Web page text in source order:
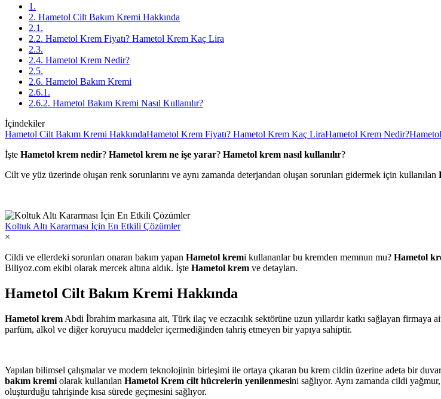
1.
2. Hametol Cilt Bakım Kremi Hakkında
2.1.
2.2. Hametol Krem Fiyatı? Hametol Krem Kaç Lira
2.3.
2.4. Hametol Krem Nedir?
2.5.
2.6. Hametol Bakım Kremi
2.6.1.
2.6.2. Hametol Bakım Kremi Nasıl Kullanılır?
İçindekiler
Hametol Cilt Bakım Kremi HakkındaHametol Krem Fiyatı? Hametol Krem Kaç LiraHametol Krem Nedir?
İşte Hametol krem nedir? Hametol krem ne işe yarar? Hametol krem nasıl kullanılır?
Cilt ve yüz üzerinde oluşan renk sorunlarını ve aynı zamanda deterjandan oluşan sorunları gidermek için kullanılan
Koltuk Altı Kararması İçin En Etkili Çözümler
×
Cildi ve ellerdeki sorunları onaran bakım yapan Hametol kremi kullananlar bu kremden memnun mu? Hametol
Biliyoz.com ekibi olarak mercek altına aldık. İşte Hametol krem ve detayları.
Hametol Cilt Bakım Kremi Hakkında
Hametol krem Abdi İbrahim markasına ait, Türk ilaç ve eczacılık sektörüne uzun yıllardır katkı sağlayan
parfüm, alkol ve diğer koruyucu maddeler içermediğinden tahriş etmeyen bir yapıya sahiptir.
Yapılan bilimsel çalışmalar ve modern teknolojinin birleşimi ile ortaya çıkaran bu krem cildin üzerine adeta bir
bakım kremi olarak kullanılan Hametol Krem cilt hücrelerin yenilenmesini sağlıyor. Aynı zamanda cildi
oluşturduğu tahrişinde kısa sürede geçmesini sağlıyor.